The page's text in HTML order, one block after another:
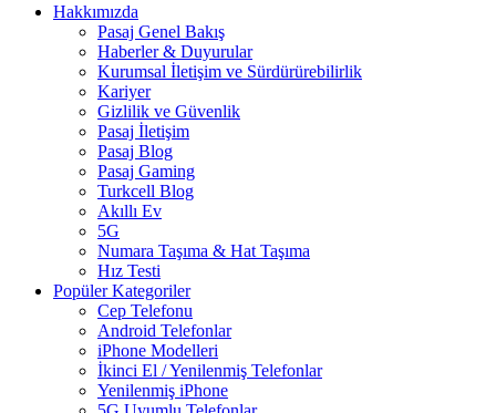
Hakkımızda
Pasaj Genel Bakış
Haberler & Duyurular
Kurumsal İletişim ve Sürdürürebilirlik
Kariyer
Gizlilik ve Güvenlik
Pasaj İletişim
Pasaj Blog
Pasaj Gaming
Turkcell Blog
Akıllı Ev
5G
Numara Taşıma & Hat Taşıma
Hız Testi
Popüler Kategoriler
Cep Telefonu
Android Telefonlar
iPhone Modelleri
İkinci El / Yenilenmiş Telefonlar
Yenilenmiş iPhone